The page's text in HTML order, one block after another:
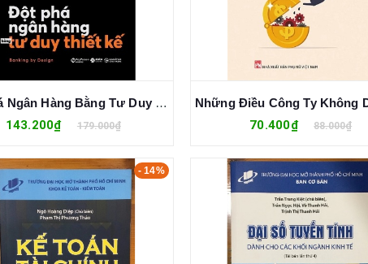
Đột Phá Ngân Hàng Bằng Tư Duy Thiết Kế (Sandeep Deobhakta)
143.200₫ 179.000₫ 70.400₫ 88.000₫
- 14%